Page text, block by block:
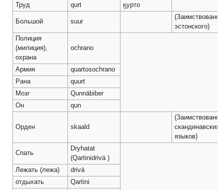
Труд qurt ӄурто
Большой suur
(Заимствовано
эстонского)
Полиция
(милиция),
охрана
ochrano
Армия
quartosochrano
Рана
quurt
Мозг
Qunnäbiber
Он
qun
Орден skaald
(Заимствовано
скандинавских
языков)
Спать
Dryhatat
(Qartinidrivä )
Лежать (лежа)
drivä
отдыхать
Qartini